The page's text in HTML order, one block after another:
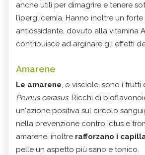
anche utili per dimagrire e tenere
l’iperglicemia. Hanno inoltre un forte
antiossidante, dovuto alla vitamina A
contribuisce ad arginare gli effetti
Amarene
Le amarene, o visciole, sono i frutti
Prunus cerasus. Ricchi di
un'azione positiva sul circolo
nella prevenzione contro ictus e
amarene, inoltre rafforzano i
pelle un aspetto più sano e tonico.